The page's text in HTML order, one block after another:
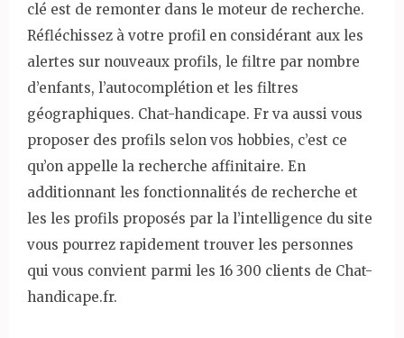
clé est de remonter dans le moteur de recherche.
Réfléchissez à votre profil en considérant aux les
alertes sur nouveaux profils, le filtre par nombre
d’enfants, l’autocomplétion et les filtres
géographiques. Chat-handicape. Fr va aussi vous
proposer des profils selon vos hobbies, c’est ce
qu’on appelle la recherche affinitaire. En
additionnant les fonctionnalités de recherche et
les les profils proposés par la l’intelligence du site
vous pourrez rapidement trouver les personnes
qui vous convient parmi les 16 300 clients de Chat-
handicape.fr.